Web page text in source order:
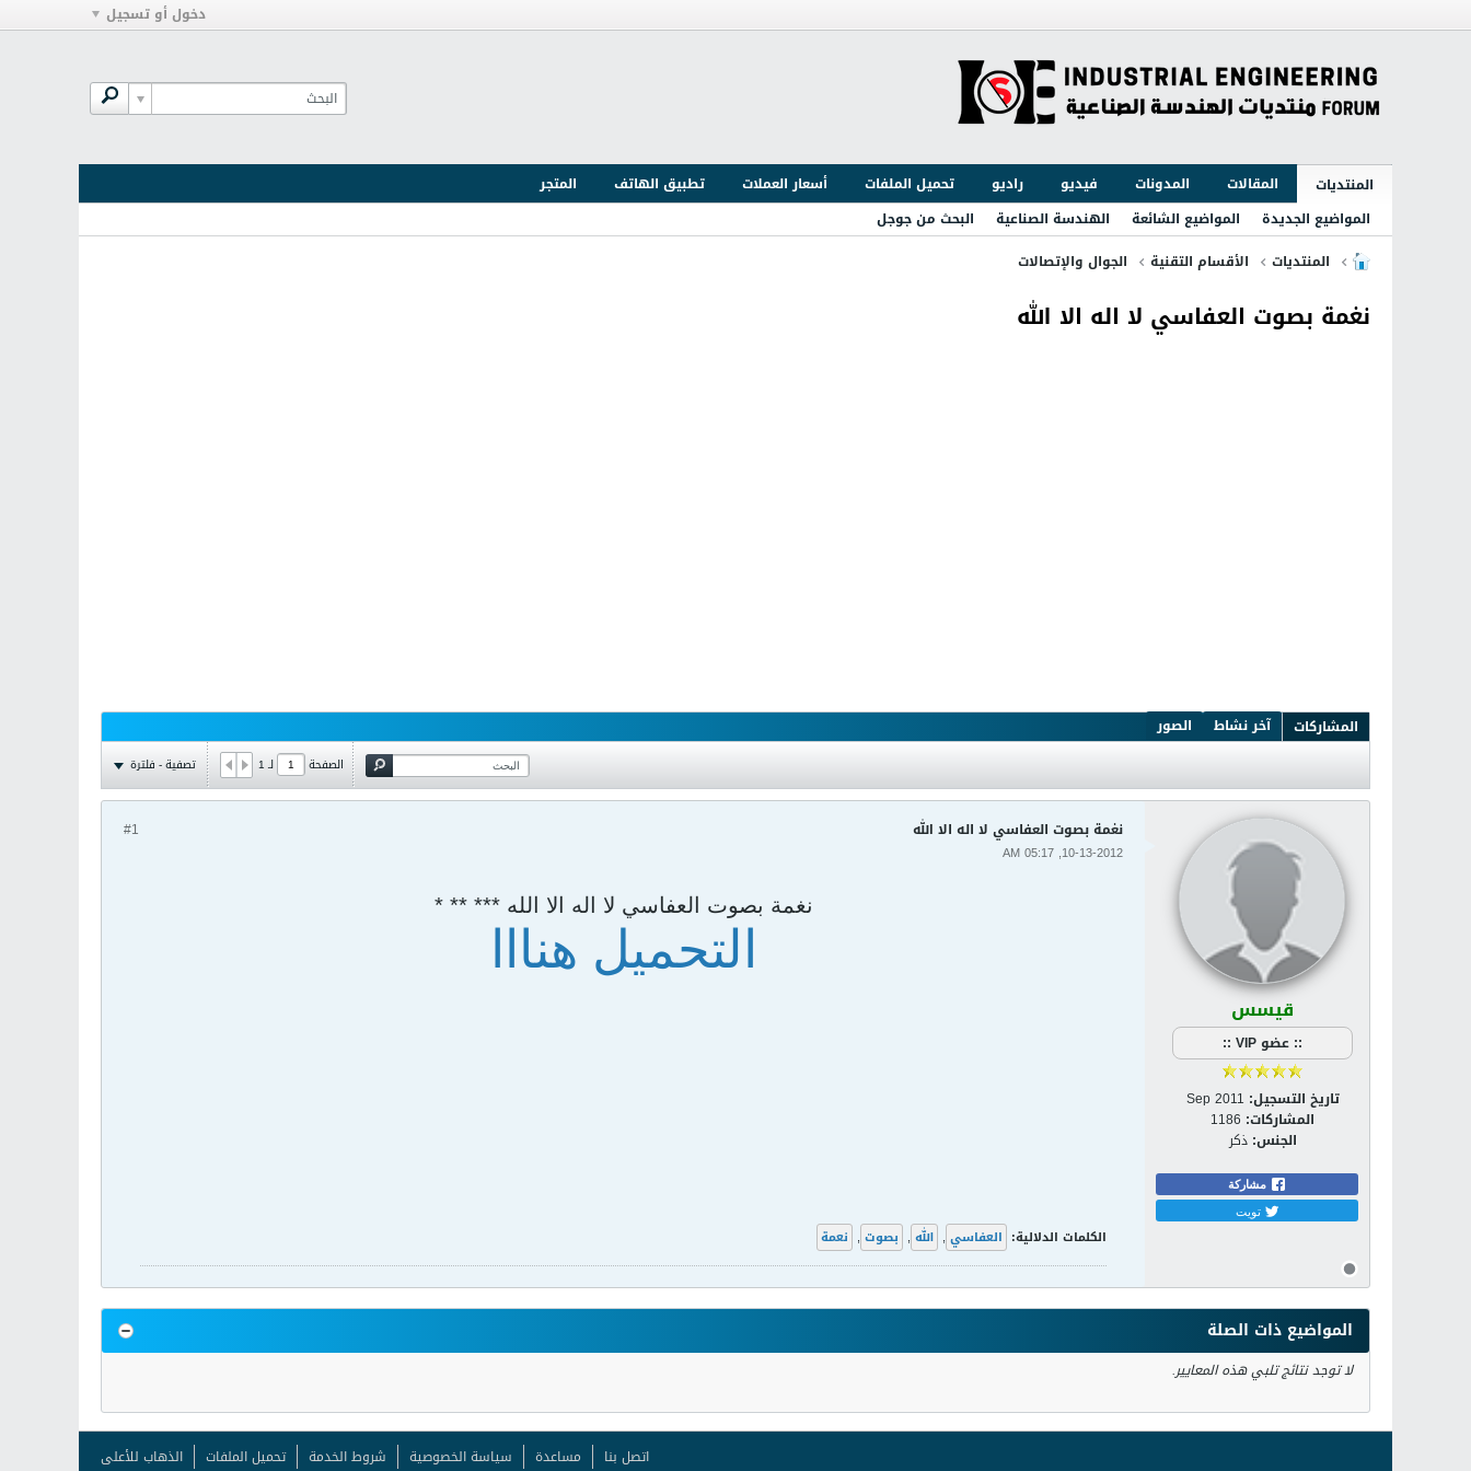
دخول أو تسجيل
المنتديات المقالات المدونات فيديو راديو تحميل الملفات أسعار العملات تطبيق الهاتف
المتجر
المواضيع الجديدة
المواضيع الشائعة الهندسة الصناعية
البحث من جوجل
المنتديات
الأقسام التقنية الجوال والإتصالات
نغمة بصوت العفاسي لا اله الا الله
المشاركات آخر نشاط الصور
الصفحة لـ1 تصفية - فلترة
قيسس
:: عضو VIP ::
تاريخ التسجيل: Sep 2011
المشاركات: 1186
الجنس: ذكر
مشاركة
تويت
#1 نغمة بصوت العفاسي لا اله الا الله
10-13-2012, 05:17 AM
نغمة بصوت العفاسي لا اله الا الله *** ** *
التحميل هنااا
الكلمات الدلالية: العفاسي , الله , بصوت , نعمة
المواضيع ذات الصلة
لا توجد نتائج تلبي هذه المعايير.
اتصل بنا مساعدة سياسة الخصوصية شروط الخدمة تحميل الملفات الذهاب للأعلى